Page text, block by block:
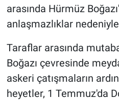
arasında Hürmüz
anlaşmazlıklar
Taraflar arasında
Boğazı çevresinde
askeri çatışmaların
heyetler, 1 Temmuz'da